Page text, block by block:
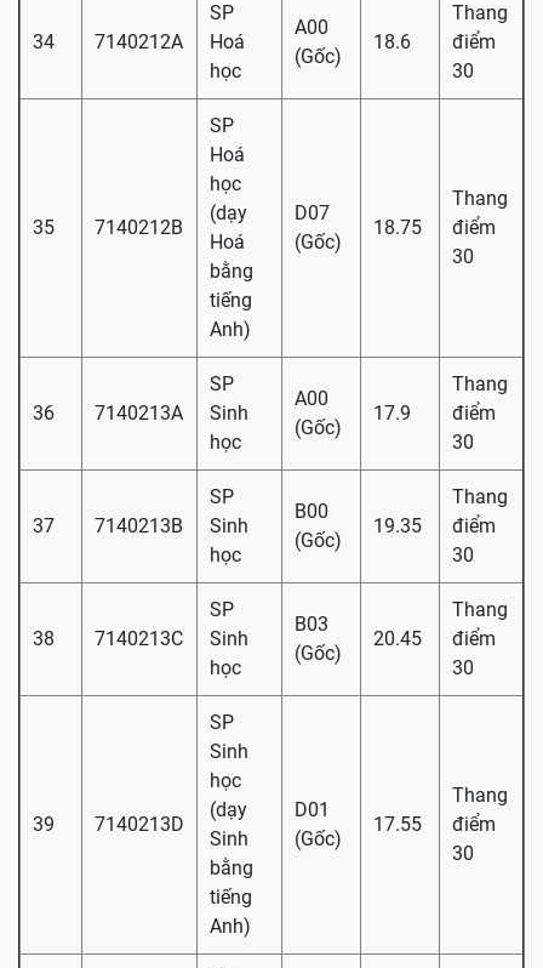
34 7140212A
SP
Hoá
học
A00
(Gốc)
18.6
Thang
điểm
30
35 7140212B
SP
Hoá
học
(dạy
Hoá
bằng
tiếng
Anh)
D07
(Gốc)
18.75
Thang
điểm
30
36 7140213A
SP
Sinh
học
A00
(Gốc)
17.9
Thang
điểm
30
37 7140213B
SP
Sinh
học
B00
(Gốc)
19.35
Thang
điểm
30
38 7140213C
SP
Sinh
học
B03
(Gốc)
20.45
Thang
điểm
30
39 7140213D
SP
Sinh
học
(dạy
Sinh
bằng
tiếng
Anh)
D01
(Gốc)
17.55
Thang
điểm
30